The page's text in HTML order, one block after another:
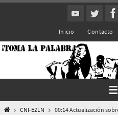
Inicio Contacto
InicioCNI-EZLN
00:14 Actualización